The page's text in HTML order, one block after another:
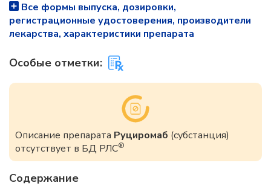
Все формы выпуска, дозировки,
регистрационные удостоверения, производители
лекарства, характеристики препарата
Особые отметки:
Описание препарата Руциромаб (субстанция)
отсутствует в БД РЛС®
Содержание